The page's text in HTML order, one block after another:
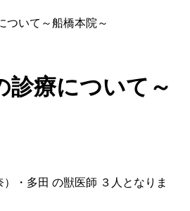
ついて～船橋本院～
診療について～
・多田 の獣医師 ３人となりま